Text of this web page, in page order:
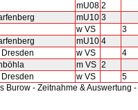
mU08 2
mU10 3
w VS 3
mU10 4
w VS 4
m VS 2
w VS 5
Burow - Zeitnahme & Auswertung -